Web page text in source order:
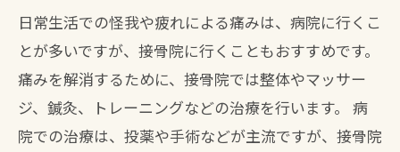
日常生活での怪我や疲れによる痛みは、病院に行くこ
とが多いですが、接骨院に行くこともおすすめです。
痛みを解消するために、接骨院では整体やマッサー
ジ、鍼灸、トレーニングなどの治療を行います。 病
院での治療は、投薬や手術などが主流ですが、接骨院